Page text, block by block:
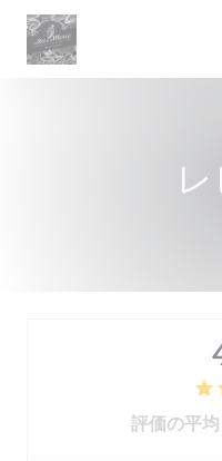
クッキー利用の管理について
評価の平